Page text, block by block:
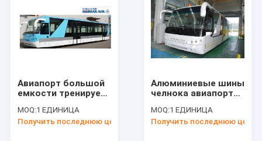
Авиапорт большой
емкости тренирует
пневматическими
двойными дверями
MOQ:1 ЕДИНИЦА
Получить последнюю цену
Алюминиевые шины
челнока авиапорта
двигателя дизеля 4
ходов
MOQ:1 ЕДИНИЦА
Получить последнюю цену